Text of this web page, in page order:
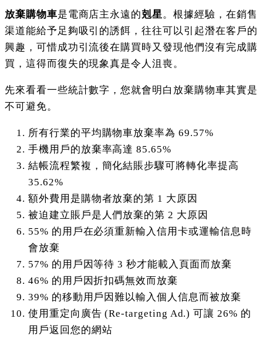
放棄購物車是電商店主永遠的剋星。根據經驗，在銷售
渠道能給予足夠吸引的誘餌，往往可以引起潛在客戶的
興趣，可惜成功引流後在購買時又發現他們沒有完成購
買，這得而復失的現象真是令人沮喪。
先來看看一些統計數字，您就會明白放棄購物車其實是
不可避免。
所有行業的平均購物車放棄率為 69.57%
手機用戶的放棄率高達 85.65%
結帳流程繁複，簡化結賬步驟可將轉化率提高
35.62%
額外費用是購物者放棄的第 1 大原因
被迫建立賬戶是人們放棄的第 2 大原因
55% 的用戶在必須重新輸入信用卡或運輸信息時
會放棄
57% 的用戶因等待 3 秒才能載入頁面而放棄
46% 的用戶因折扣碼無效而放棄
39% 的移動用戶因難以輸入個人信息而被放棄
使用重定向廣告 (Re-targeting Ad.) 可讓 26% 的
用戶返回您的網站